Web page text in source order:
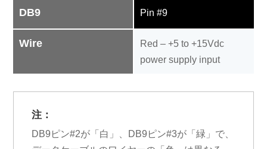
DB9
Wire
Pin #9
Red – +5 to +15Vdc
power supply input
注：
DB9ピン#2が「白」、DB9ピン#3が「緑」で、